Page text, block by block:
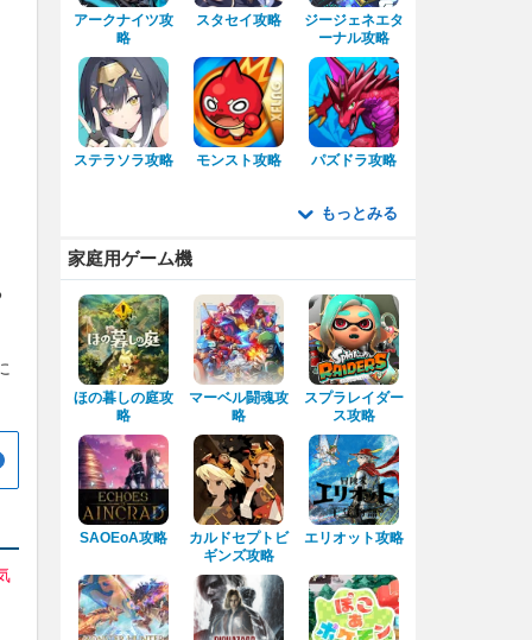
アークナイツ攻
略
スタセイ攻略
ジージェネエタ
ーナル攻略
ステラソラ攻略 モンスト攻略 パズドラ攻略
もっとみる
家庭用ゲーム機
ほの暮しの庭攻
略
マーベル闘魂攻
略
スプラレイダー
ス攻略
SAOEoA攻略
カルドセプトビ
ギンズ攻略
エリオット攻略